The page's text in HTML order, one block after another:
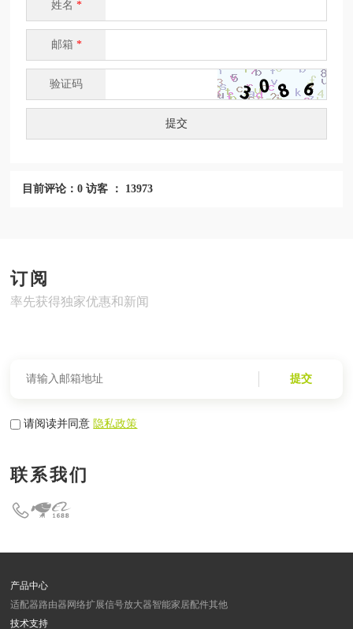
姓名 *
邮箱 *
验证码
提交
目前评论：0 访客 ： 13973
订阅
率先获得独家优惠和新闻
提交
请阅读并同意隐私政策
联系我们
产品中心
适配器路由器 网络扩展信号放大器智能家居配件其他
技术支持